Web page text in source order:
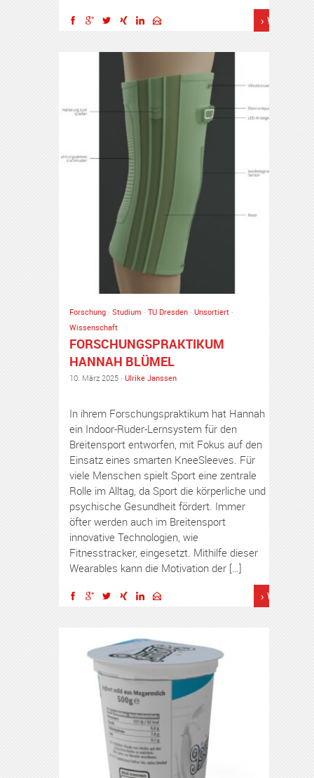
›
Forschung · Studium · TU Dresden · Unsortiert ·
Wissenschaft
FORSCHUNGSPRAKTIKUM
HANNAH BLÜMEL
10. März 2025 · Ulrike Janssen
In ihrem Forschungspraktikum hat Hannah
ein Indoor-Ruder-Lernsystem für den
Breitensport entworfen, mit Fokus auf den
Einsatz eines smarten KneeSleeves. Für
viele Menschen spielt Sport eine zentrale
Rolle im Alltag, da Sport die körperliche und
psychische Gesundheit fördert. Immer
öfter werden auch im Breitensport
innovative Technologien, wie
Fitnesstracker, eingesetzt. Mithilfe dieser
Wearables kann die Motivation der […]
›